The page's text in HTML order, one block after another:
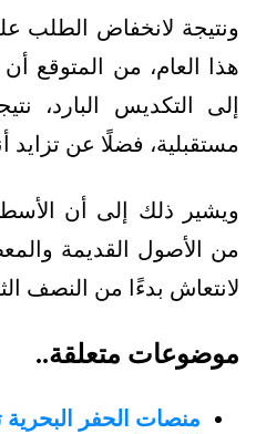
ونتيجة لانخفاض الطلب
هذا العام، من المتوقع
إلى التكديس البارد،
مستقبلية، فضلًا عن تزايد
ويشير ذلك إلى أن
من الأصول القديمة
لانتعاش بدءًا من النصف الثاني
موضوعات متعلقة..
منصات الحفر